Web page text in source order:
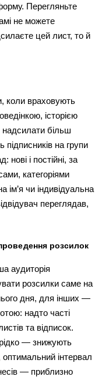
Перегляньте
не можете
цей лист, то й
коли враховують
історією
більш
підписників на групи
і постійні, за
категоріями
ім’я чи індивідуальна
переглядав,
розсилок
аудиторія
розсилки саме на
дня, для інших —
надто часті
та відписок.
— знижують
оптимальний інтервал
— приблизно